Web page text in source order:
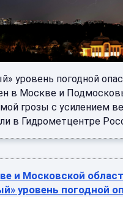
уровень погодной
в Москве и
грозы с усилением
в Гидрометцентре
и Московской
уровень погодной